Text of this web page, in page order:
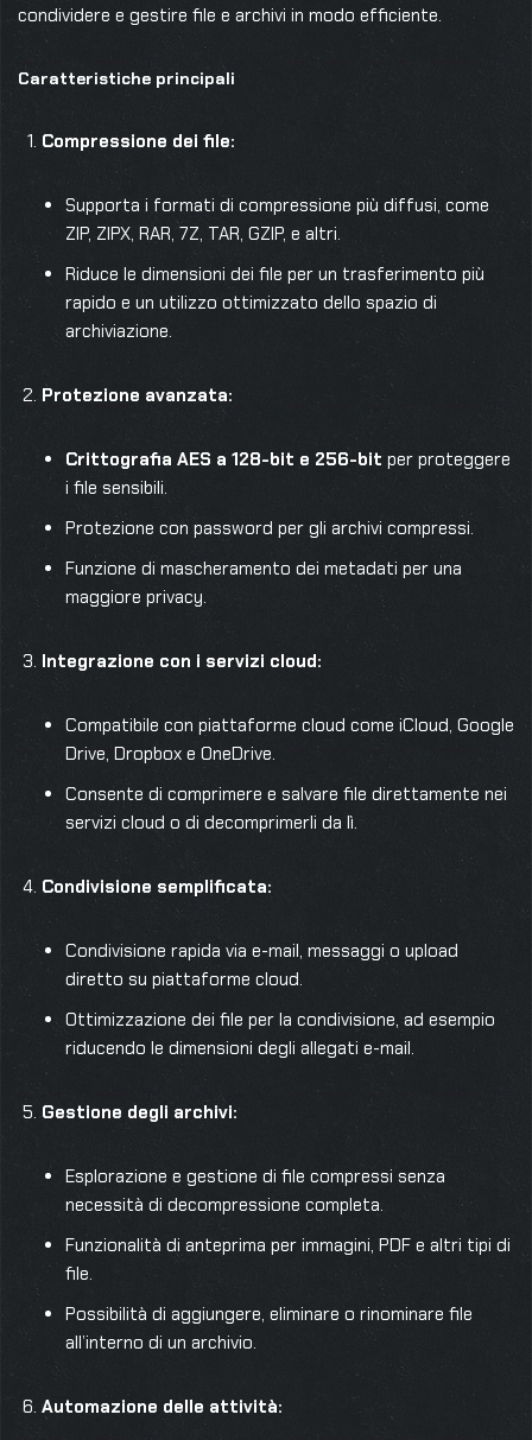
condividere e gestire file e archivi in modo efficiente.
Caratteristiche principali
Compressione dei file:
Supporta i formati di compressione più diffusi, come
ZIP, ZIPX, RAR, 7Z, TAR, GZIP, e altri.
Riduce le dimensioni dei file per un trasferimento più
rapido e un utilizzo ottimizzato dello spazio di
archiviazione.
Protezione avanzata:
Crittografia AES a 128-bit e 256-bit per proteggere
i file sensibili.
Protezione con password per gli archivi compressi.
Funzione di mascheramento dei metadati per una
maggiore privacy.
Integrazione con i servizi cloud:
Compatibile con piattaforme cloud come iCloud, Google
Drive, Dropbox e OneDrive.
Consente di comprimere e salvare file direttamente nei
servizi cloud o di decomprimerli da lì.
Condivisione semplificata:
Condivisione rapida via e-mail, messaggi o upload
diretto su piattaforme cloud.
Ottimizzazione dei file per la condivisione, ad esempio
riducendo le dimensioni degli allegati e-mail.
Gestione degli archivi:
Esplorazione e gestione di file compressi senza
necessità di decompressione completa.
Funzionalità di anteprima per immagini, PDF e altri tipi di
file.
Possibilità di aggiungere, eliminare o rinominare file
all’interno di un archivio.
Automazione delle attività: